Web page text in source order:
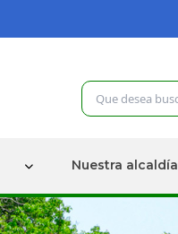
Nuestra alcaldía